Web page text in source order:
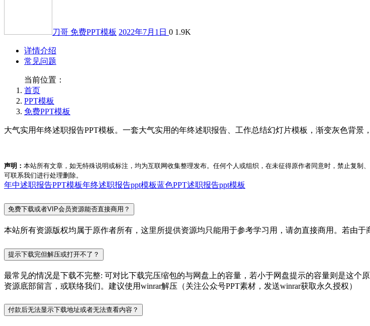
刀哥 免费PPT模板 2022年7月1日 0 1.9K
详情介绍
常见问题
当前位置：
首页
PPT模板
免费PPT模板
大气实用年终述职报告PPT模板。一套大气实用的年终述职报告、工作总结幻灯片模板，渐变灰色背景
声明： 本站所有文章，如无特殊说明或标注，均为互联网收集整理发布。任何个人或组织，在未征得原作者同意时，禁止复
可联系我们进行处理删除。
年中述职报告PPT模板年终述职报告ppt模板蓝色PPT述职报告ppt模板
免费下载或者VIP会员资源能否直接商用？
本站所有资源版权均属于原作者所有，这里所提供资源均只能用于参考学习用，请勿直接商用。若由
提示下载完但解压或打开不了？
最常见的情况是下载不完整: 可对比下载完压缩包的与网盘上的容量，若小于网盘提示的容量则是这个
资源底部留言，或联络我们。建议使用winrar解压（关注公众号PPT素材，发送winrar获取永久授权）
付款后无法显示下载地址或者无法查看内容？